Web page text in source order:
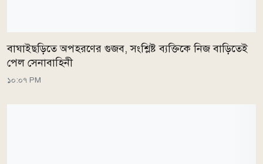
বাঘাইছড়িতে অপহরণের গুজব, সংশ্লিষ্ট ব্যক্তিকে নিজ বাড়িতেই
পেল সেনাবাহিনী
১০:০৭ PM